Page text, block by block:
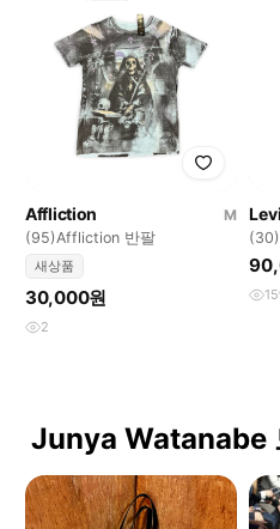
Affliction
M
(95)Affliction 반팔
새상품
30,000원
2
15
Junya Watanabe